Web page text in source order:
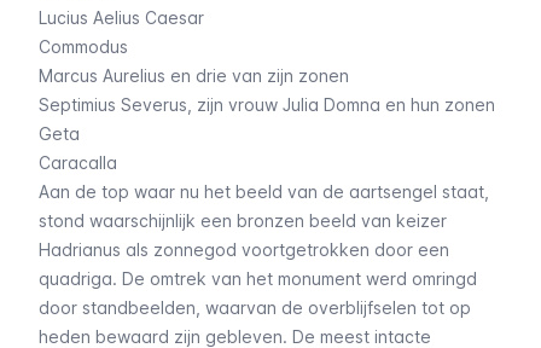
Lucius Aelius Caesar
Commodus
Marcus Aurelius en drie van zijn zonen
Septimius Severus, zijn vrouw Julia Domna en hun zonen
Geta
Caracalla
Aan de top waar nu het beeld van de aartsengel staat,
stond waarschijnlijk een bronzen beeld van keizer
Hadrianus als zonnegod voortgetrokken door een
quadriga. De omtrek van het monument werd omringd
door standbeelden, waarvan de overblijfselen tot op
heden bewaard zijn gebleven. De meest intacte